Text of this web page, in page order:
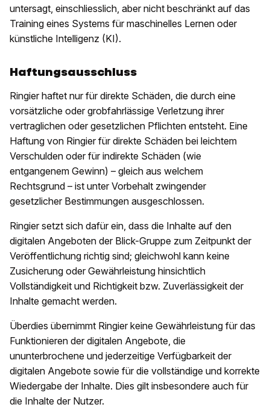
untersagt, einschliesslich, aber nicht beschränkt auf das
Training eines Systems für maschinelles Lernen oder
künstliche Intelligenz (KI).
Haftungsausschluss
Ringier haftet nur für direkte Schäden, die durch eine
vorsätzliche oder grobfahrlässige Verletzung ihrer
vertraglichen oder gesetzlichen Pflichten entsteht. Eine
Haftung von Ringier für direkte Schäden bei leichtem
Verschulden oder für indirekte Schäden (wie
entgangenem Gewinn) – gleich aus welchem
Rechtsgrund – ist unter Vorbehalt zwingender
gesetzlicher Bestimmungen ausgeschlossen.
Ringier setzt sich dafür ein, dass die Inhalte auf den
digitalen Angeboten der Blick-Gruppe zum Zeitpunkt der
Veröffentlichung richtig sind; gleichwohl kann keine
Zusicherung oder Gewährleistung hinsichtlich
Vollständigkeit und Richtigkeit bzw. Zuverlässigkeit der
Inhalte gemacht werden.
Überdies übernimmt Ringier keine Gewährleistung für das
Funktionieren der digitalen Angebote, die
ununterbrochene und jederzeitige Verfügbarkeit der
digitalen Angebote sowie für die vollständige und korrekte
Wiedergabe der Inhalte. Dies gilt insbesondere auch für
die Inhalte der Nutzer.